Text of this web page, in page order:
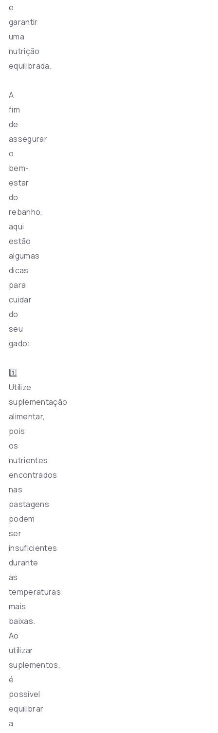
e
garantir
uma
nutrição
equilibrada.
A
fim
de
assegurar
o
bem-
estar
do
rebanho,
aqui
estão
algumas
dicas
para
cuidar
do
seu
gado:
1️⃣
Utilize
suplementação
alimentar,
pois
os
nutrientes
encontrados
nas
pastagens
podem
ser
insuficientes
durante
as
temperaturas
mais
baixas.
Ao
utilizar
suplementos,
é
possível
equilibrar
a